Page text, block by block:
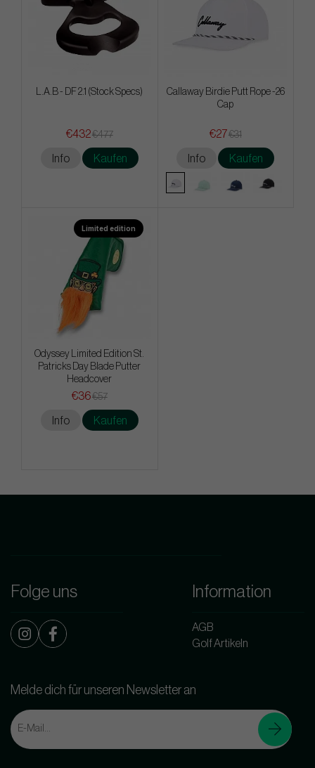
L.A.B - DF 2.1 (Stock Specs)
€432€477
Info Kaufen
Callaway Birdie Putt Rope -26
Cap
€27€31
Info Kaufen
Limited edition
Odyssey Limited Edition St.
Patricks Day Blade Putter
Headcover
€36€57
Info Kaufen
Folge uns Information
AGB
Golf Artikeln
Melde dich für unseren Newsletter an